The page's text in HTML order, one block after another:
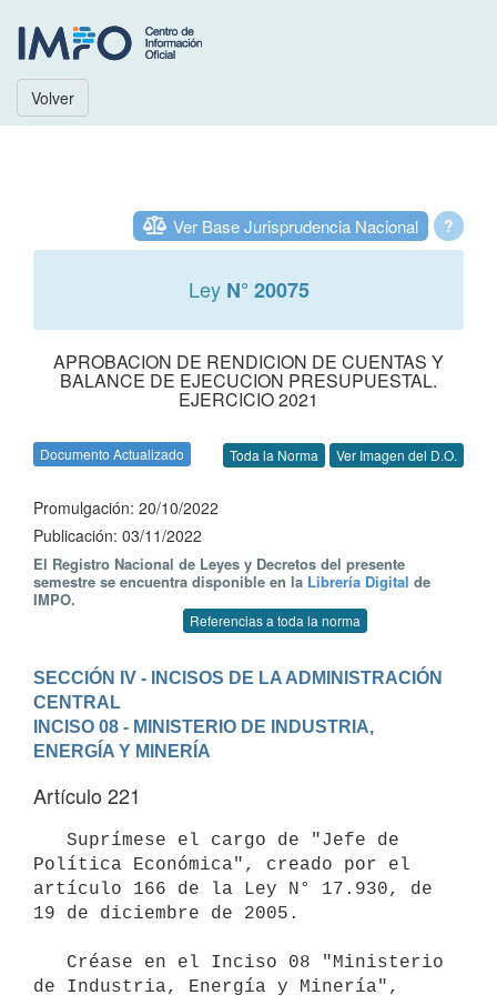
Volver
?
Ver Base Jurisprudencia Nacional
Ley N° 20075
APROBACION DE RENDICION DE CUENTAS Y
BALANCE DE EJECUCION PRESUPUESTAL.
EJERCICIO 2021
Documento Actualizado Toda la Norma Ver Imagen del D.O.
Promulgación: 20/10/2022
Publicación: 03/11/2022
El Registro Nacional de Leyes y Decretos del presente
semestre se encuentra disponible en la Librería Digital de
IMPO.
Referencias a toda la norma
SECCIÓN IV - INCISOS DE LA ADMINISTRACIÓN
CENTRAL
INCISO 08 - MINISTERIO DE INDUSTRIA,
ENERGÍA Y MINERÍA
Artículo 221
Política Económica", creado por el
artículo 166 de la Ley N° 17.930, de
19 de diciembre de 2005.
de Industria, Energía y Minería",